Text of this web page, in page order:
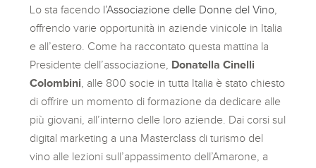
Lo sta facendo l’Associazione delle Donne del Vino
offrendo varie opportunità in aziende vinicole in Italia
e all’estero. Come ha raccontato questa mattina la
Presidente dell’associazione, Donatella Cinelli
Colombini , alle 800 socie in tutta Italia è stato chiesto
di offrire un momento di formazione da dedicare alle
più giovani, all’interno delle loro aziende. Dai corsi sul
digital marketing a una Masterclass di turismo del
vino alle lezioni sull’appassimento dell’Amarone, a